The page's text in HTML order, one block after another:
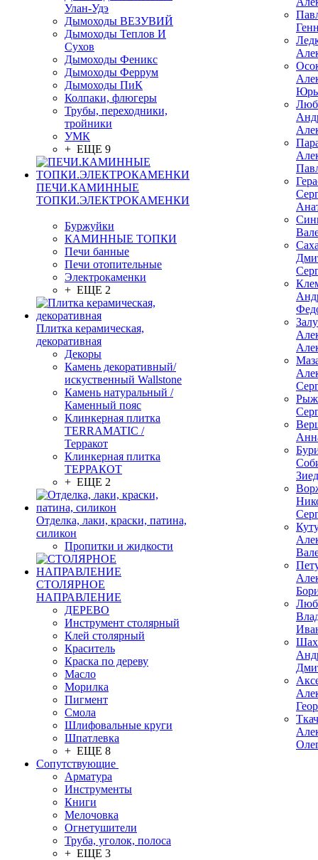
Улан-Удэ
Дымоходы ВЕЗУВИЙ
Дымоходы Теплов И
Сухов
Дымоходы Феникс
Дымоходы Феррум
Дымоходы ПиК
Колпаки, флюгеры
Трубы, переходники,
тройники
УМК
+ ЕЩЕ 9
ПЕЧИ.КАМИННЫЕ
ТОПКИ.ЭЛЕКТРОКАМЕНКИ
Буржуйки
КАМИННЫЕ ТОПКИ
Печи банные
Печи отопительные
Электрокаменки
+ ЕЩЕ 2
Плитка керамическая,
декоративная
Декоры
Камень декоративный/
искуственный Wallstone
Камень натуральный /
Каменный пояс
Клинкерная плитка
TERRAMATIC /
Терракот
Клинкерная плитка
ТЕРРАКОТ
+ ЕЩЕ 2
Отделка, лаки, краски, патина,
силикон
Пропитки и жидкости
СТОЛЯРНОЕ
НАПРАВЛЕНИЕ
ДЕРЕВО
Инструмент столярный
Клей столярный
Краситель
Краска по дереву
Масло
Морилка
Пигмент
Смола
Шлифовальные круги
Шпатлевка
+ ЕЩЕ 8
Сопутствующие
Арматура
Инструменты
Книги
Мелочовка
Огнетушители
Труба, уголок, полоса
+ ЕЩЕ 3